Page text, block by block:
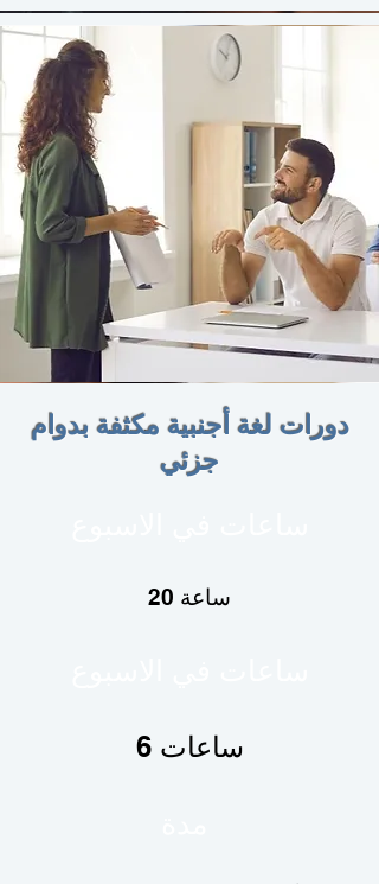
دورات لغة أجنبية مكثفة بدوام
جزئي
20 ساعة
6 ساعات